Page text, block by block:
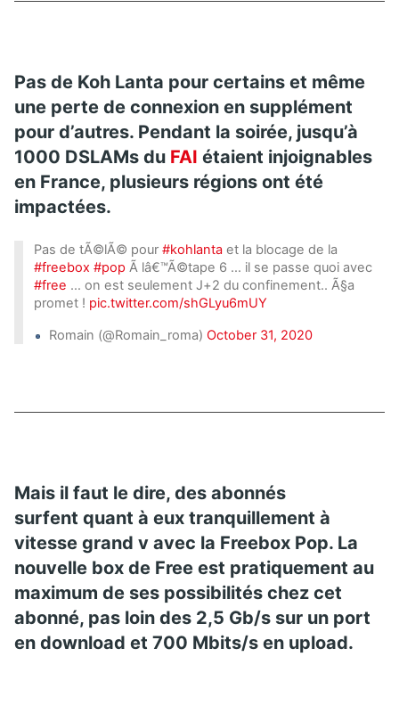
Pas de Koh Lanta pour certains et même
une perte de connexion en supplément
pour d’autres. Pendant la soirée, jusqu’à
1000 DSLAMs du FAI étaient injoignables
en France, plusieurs régions ont été
impactées.
Pas de tÃ©lÃ© pour #kohlanta et la blocage de la
#freebox #pop Ã lâ€™Ã©tape 6 … il se passe quoi avec
#free … on est seulement J+2 du confinement.. Ã§a
promet ! pic.twitter.com/shGLyu6mUY
Romain (@Romain_roma) October 31, 2020
Mais il faut le dire, des abonnés
surfent quant à eux tranquillement à
vitesse grand v avec la Freebox Pop. La
nouvelle box de Free est pratiquement au
maximum de ses possibilités chez cet
abonné, pas loin des 2,5 Gb/s sur un port
en download et 700 Mbits/s en upload.